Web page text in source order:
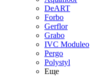
DeART
Forbo
Gerflor
Grabo
IVC Moduleo
Pergo
Polystyl
Еще